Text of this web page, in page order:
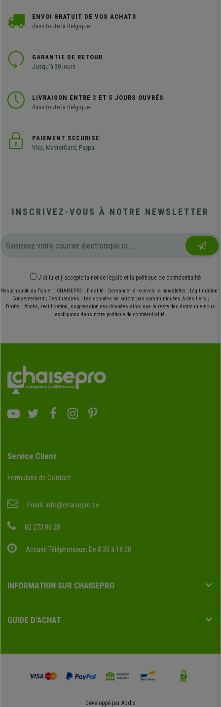
ENVOI GRATUIT DE VOS ACHATS
dans toute la Belgique
GARANTIE DE RETOUR
Jusqu'à 30 jours
LIVRAISON ENTRE 3 ET 5 JOURS OUVRÉS
dans toute la Belgique
PAIEMENT SÉCURISÉ
Visa, MasterCard, Paypal
INSCRIVEZ-VOUS À NOTRE NEWSLETTER
J´ai lu et j´accepte la notice légale et la politique de confidentialité
Responsable du fichier : CHAISEPRO ; Finalité : Demander à recevoir la newsletter ; Légitimation :
Consentement ; Destinataires : Les données ne seront pas communiquées à des tiers ;
Droits : Accès, rectification, suppression des données ainsi que le reste des droits que nous
expliquons dans notre politique de confidentialité.
Service Client
Formulaire de Contact
Email: info@chaisepro.be
02 273 06 28
Accueil Téléphonique: De 8:30 à 18:00
INFORMATION SUR CHAISEPRO
GUIDE D'ACHAT
Développé par Addis